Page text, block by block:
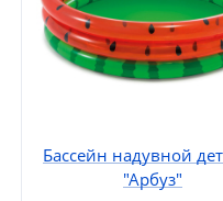
Бассейн надувной
"Арбуз"